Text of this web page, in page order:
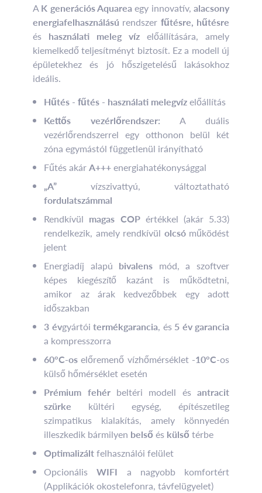
AK generációs Aquareaegy innovatív,alacsony
energiafelhasználású rendszer fűtésre, hűtésre
és használati meleg víz előállítására, amely
kiemelkedő teljesítményt biztosít. Ez a modell új
épületekhez és jó hőszigetelésű lakásokhoz
ideális.
Hűtés -fűtés - használati melegvízelőállítás
Kettős vezérlőrendszer:A duális
vezérlőrendszerrel egy otthonon belül két
zóna egymástól függetlenül irányítható
Fűtés akárA+++energiahatékonysággal
„A” vízszivattyú, változtatható
fordulatszámmal
Rendkívül magas COPértékkel (akár 5.33)
rendelkezik, amely rendkívül olcsóműködést
jelent
Energiadíj alapú bivalens mód, a szoftver
képes kiegészítő kazánt is működtetni,
amikor az árak kedvezőbbek egy adott
időszakban
3 évgyártóitermékgarancia, és 5 év garancia
a kompresszorra
60°C-os előremenő vízhőmérséklet -10°C-os
külső hőmérséklet esetén
Prémium fehérbeltéri modell ésantracit
szürke kültéri egység, építészetileg
szimpatikus kialakítás, amely könnyedén
illeszkedik bármilyen belső és külső térbe
Optimalizáltfelhasználói felület
OpcionálisWIFI a nagyobb komfortért
(Applikációk okostelefonra, távfelügyelet)